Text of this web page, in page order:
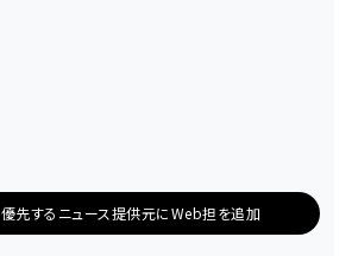
優先するニュース提供元にWeb担を追加